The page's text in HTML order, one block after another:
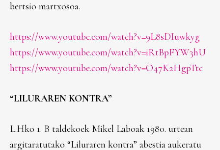
bertsio martxosoa.
https://www.youtube.com/watch?v=9L8sDIuwkyg
https://www.youtube.com/watch?v=iRtBpFYW3hU
https://www.youtube.com/watch?v=O47K2HgpTtc
“LILURAREN KONTRA”
L.Hko 1. B taldekoek Mikel Laboak 1980. urtean
argitaratutako “Liluraren kontra” abestia aukeratu